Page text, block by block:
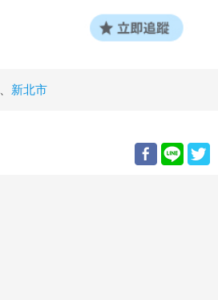
新北市